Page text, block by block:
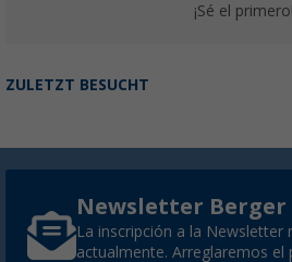
¡Sé el primero!
ZULETZT BESUCHT
Newsletter Berger
La inscripción a la Newsletter
actualmente. Arreglaremos el